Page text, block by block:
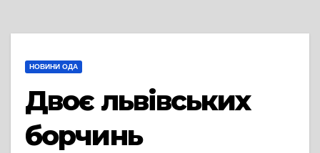
НОВИНИ ОДА
Двоє львівських
борчинь